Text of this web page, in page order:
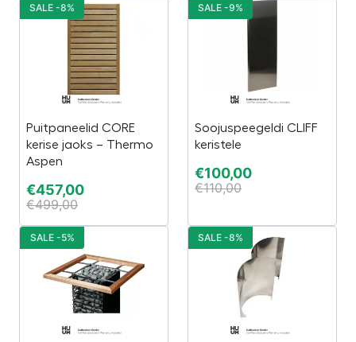
Puitpaneelid CORE
kerise jaoks – Thermo
Aspen
€457,00
€499,00
SALE -8%
Soojuspeegeldi CLIFF
keristele
€100,00
€110,00
SALE -9%
SALE -5% SALE -8%